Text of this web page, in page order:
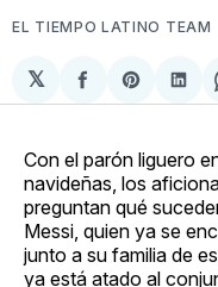
EL TIEMPO LATINO TEAM
𝕏
Compartir
en
Share
on
en
Con el parón liguero
navideñas, los
preguntan qué
Messi, quien ya se
junto a su familia de
ya está atado al